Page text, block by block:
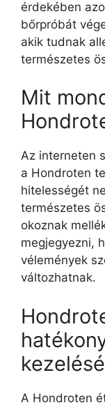
érdekében
bőrpróbát
akik tudnak
természetes
Mit
Az interneten
a Hondroten
hitelességét
természetes
okoznak
megjegyezni,
vélemények
változhatnak.
A Hondroten